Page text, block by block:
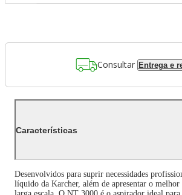
Consultar Entrega e
Características
Desenvolvidos para suprir necessidades
líquido da Karcher, além de apresentar o melhor